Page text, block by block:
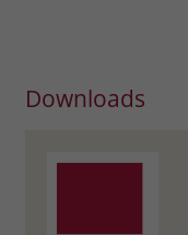
Downloads